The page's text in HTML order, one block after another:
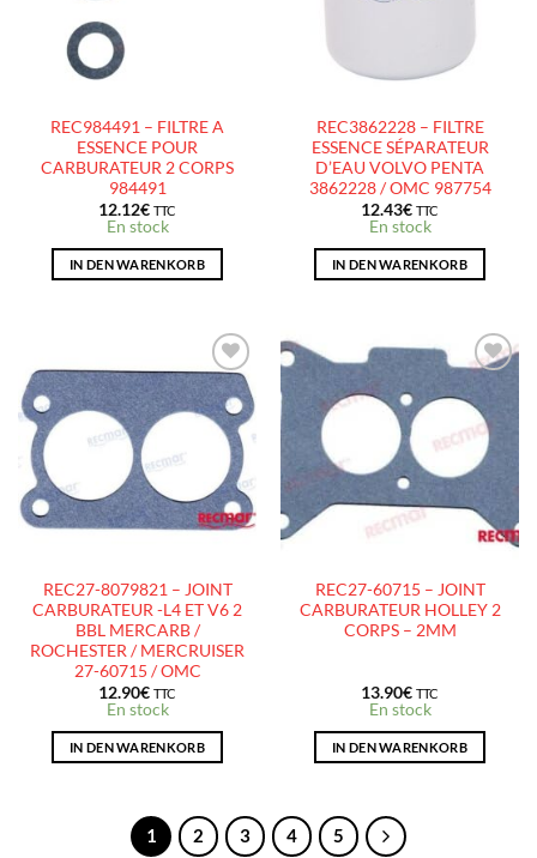
REC984491 – FILTRE A
ESSENCE POUR
CARBURATEUR 2 CORPS
984491
12.12€ TTC
En stock
IN DEN WARENKORB
REC3862228 – FILTRE
ESSENCE SÉPARATEUR
D’EAU VOLVO PENTA
3862228 / OMC 987754
12.43€ TTC
En stock
IN DEN WARENKORB
AJOUTER
À LA
REC27-8079821 – JOINT
CARBURATEUR -L4 ET V6 2
BBL MERCARB /
ROCHESTER / MERCRUISER
27-60715 / OMC
12.90€ TTC
En stock
IN DEN WARENKORB
À LA
LISTE
D’ENVIES
REC27-60715 – JOINT
CARBURATEUR HOLLEY 2
CORPS – 2MM
13.90€ TTC
En stock
IN DEN WARENKORB
1 2 3 4 5